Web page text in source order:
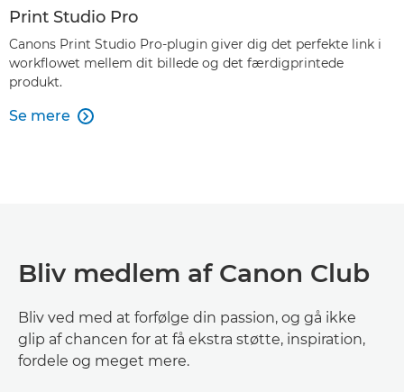
Print Studio Pro
Canons Print Studio Pro-plugin giver dig det perfekte link i
workflowet mellem dit billede og det færdigprintede
produkt.
Se mere 
Bliv medlem af Canon Club
Bliv ved med at forfølge din passion, og gå ikke
glip af chancen for at få ekstra støtte, inspiration,
fordele og meget mere.